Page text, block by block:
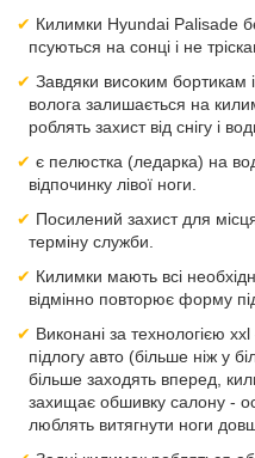
Килимки Hyundai Palisade
псуються на сонці і не
Завдяки високим бортикам і
волога залишається на
роблять захист від снігу і
є пелюстка (ледарка) на
відпочинку лівої ноги.
Посилений захист для
терміну служби.
Килимки мають всі
відмінно повторює форму
Виконані за технологією
підлогу авто (більше ніж у
більше заходять вперед,
захищає обшивку салону -
люблять витягнути ноги